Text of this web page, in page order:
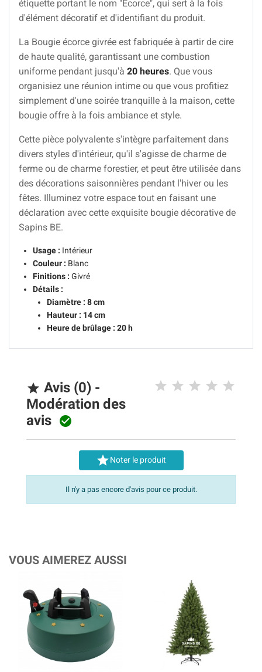
étiquette portant le nom "Écorce", qui sert à la fois
d'élément décoratif et d'identifiant du produit.
La Bougie écorce givrée est fabriquée à partir de cire
de haute qualité, garantissant une combustion
uniforme pendant jusqu'à 20 heures. Que vous
organisiez une réunion intime ou que vous profitiez
simplement d'une soirée tranquille à la maison, cette
bougie offre à la fois ambiance et style.
Cette pièce polyvalente s'intègre parfaitement dans
divers styles d'intérieur, qu'il s'agisse de charme de
ferme ou de charme forestier, et peut être utilisée dans
des décorations saisonnières pendant l'hiver ou les
fêtes. Illuminez votre espace tout en faisant une
déclaration avec cette exquisite bougie décorative de
Sapins BE.
Usage : Intérieur
Couleur : Blanc
Finitions : Givré
Détails :
Diamètre : 8 cm
Hauteur : 14 cm
Heure de brûlage : 20 h
 Avis (0) -
Modération des
avis 
Noter le produit
Il n'y a pas encore d'avis pour ce produit.
VOUS AIMEREZ AUSSI